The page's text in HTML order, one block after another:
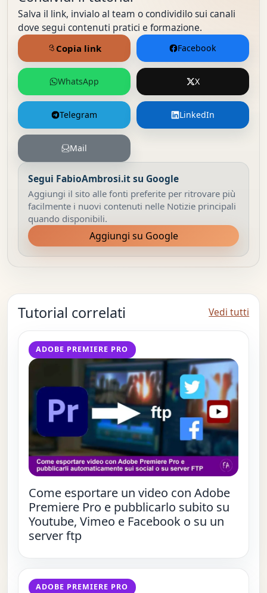
Salva il link, invialo al team o condividilo sui canali
dove segui contenuti pratici e formazione.
Facebook
WhatsApp X
Telegram LinkedIn
Mail
Copia link
Segui FabioAmbrosi.it su Google
Aggiungi il sito alle fonti preferite per ritrovare più
facilmente i nuovi contenuti nelle Notizie principali
quando disponibili.
Aggiungi su Google
Tutorial correlati Vedi tutti
ADOBE PREMIERE PRO
Come esportare un video con Adobe
Premiere Pro e pubblicarlo subito su
Youtube, Vimeo e Facebook o su un
server ftp
ADOBE PREMIERE PRO